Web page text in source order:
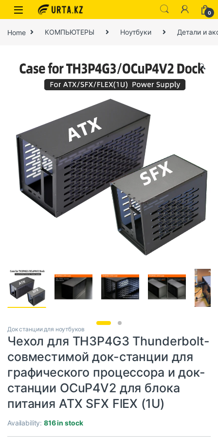
0
Home КОМПЬЮТЕРЫ Ноутбуки Детали и
🔍
Док станции для ноутбуков
Чехол для TH3P4G3 Thunderbolt-
совместимой док-станции для
графического процессора и док-
станции OCuP4V2 для блока
питания ATX SFX FlEX (1U)
Availability:816 in stock